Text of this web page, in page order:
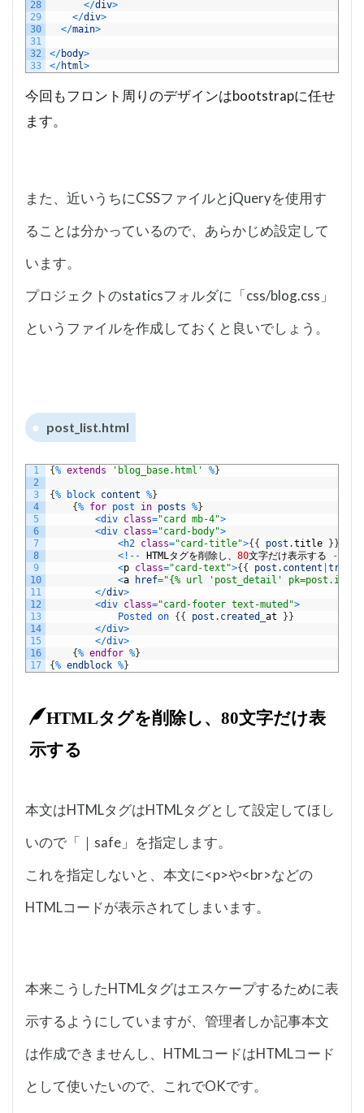
28
29
30
31
32
33
</div>
</div>
</main>
</body>
</html>
今回もフロント周りのデザインはbootstrapに任せ
ます。
また、近いうちにCSSファイルとjQueryを使用す
ることは分かっているので、あらかじめ設定して
います。
プロジェクトのstaticsフォルダに「css/blog.css」
というファイルを作成しておくと良いでしょう。
post_list.html
1
2
3
4
5
6
7
8
9
10
11
12
13
14
15
16
17
{% extends 'blog_base.html' %}
{% block content %}
{% for post in posts %}
<div class="card mb-4">
<div class="card-body">
<h2 class="card-title">{ { post .title } }
< ! -- HTMLタグを削除し、 80文字だけ表示する --
<p class="card-text">{ { post . content
<a href="{% url 'post_detail' pk=post.id
</div>
<div class="card-footer text-muted">
Posted
on { { post . created at } }
</div>
</div>
{% endfor %}
{% endblock %}
HTMLタグを削除し、80文字だけ表
示する
本文はHTMLタグはHTMLタグとして設定してほし
いので「｜safe」を指定します。
これを指定しないと、本文に<p>や<br>などの
HTMLコードが表示されてしまいます。
本来こうしたHTMLタグはエスケープするために表
示するようにしていますが、管理者しか記事本文
は作成できませんし、HTMLコードはHTMLコード
として使いたいので、これでOKです。